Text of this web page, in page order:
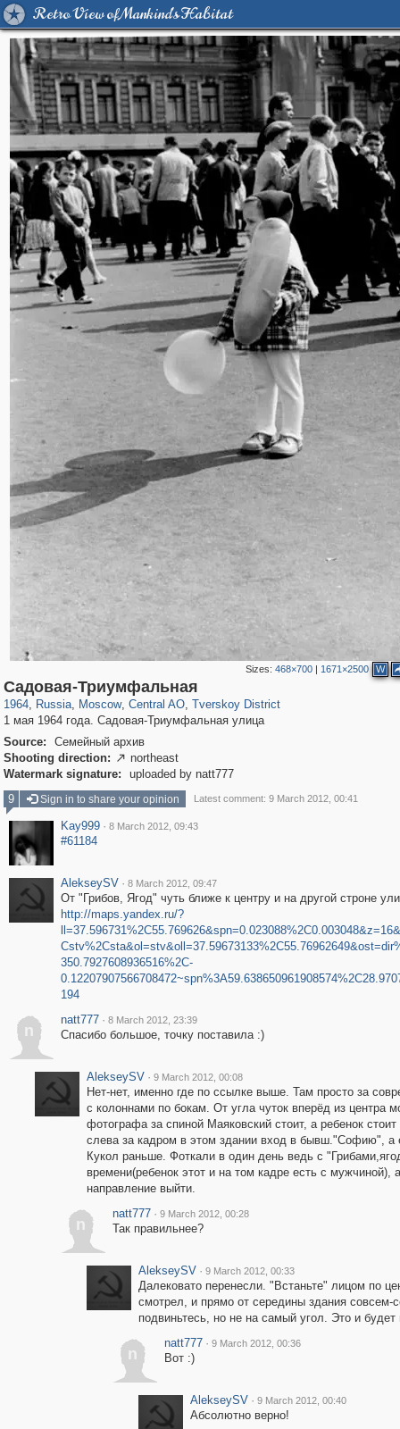
Retro View of Mankind's Habitat
Sizes:468×700 | 1671×2500 W
Садовая-Триумфальная
1964, Russia
1,406,683 29,243
, Moscow
319,864 8,286
, Central AO
160,010 5,916
, Tverskoy District
53,052
1 мая 1964 года. Садовая-Триумфальная улица
Source:
Семейный архив
Shooting direction:  northeast
Watermark signature:
uploaded by natt777
9
Sign in to share your opinion Latest comment: 9 March 2012, 00:41
Kay999 · 8 March 2012, 09:43
#61184
AlekseySV · 8 March 2012, 09:47
От "Грибов, Ягод" чуть ближе к центру и на другой строне
http://maps.yandex.ru/?
350.7927608936516%2C-
194
n
natt777 · 8 March 2012, 23:39
Спасибо большое, точку поставила :)
AlekseySV · 9 March 2012, 00:08
Нет-нет, именно где по ссылке выше. Там просто за
с колоннами по бокам. От угла чуток вперёд из центра
фотографа за спиной Маяковский стоит, а ребенок
слева за кадром в этом здании вход в бывш."Софию", а
Кукол раньше. Фоткали в один день ведь с
времени(ребенок этот и на том кадре есть с мужчиной),
направление выйти.
n
natt777 · 9 March 2012, 00:28
Так правильнее?
AlekseySV · 9 March 2012, 00:33
Далековато перенесли. "Встаньте" лицом по
смотрел, и прямо от середины здания совсем-
подвиньтесь, но не на самый угол. Это и
n
natt777 · 9 March 2012, 00:36
Вот :)
AlekseySV · 9 March 2012, 00:40
Абсолютно верно!